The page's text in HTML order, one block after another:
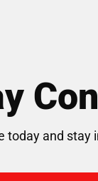
today and stay